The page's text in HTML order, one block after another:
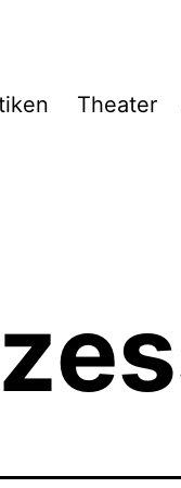
Theater